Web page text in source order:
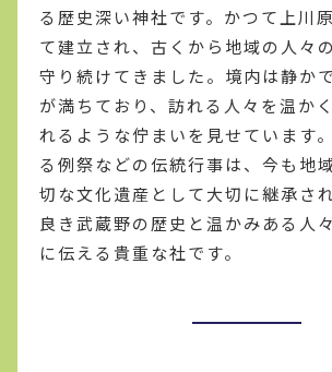
る歴史深い神社です。かつて上川
て建立され、古くから地域の人々
守り続けてきました。境内は静か
が満ちており、訪れる人々を温か
れるような佇まいを見せています
る例祭などの伝統行事は、今も地
切な文化遺産として大切に継承さ
良き武蔵野の歴史と温かみある人
に伝える貴重な社です。